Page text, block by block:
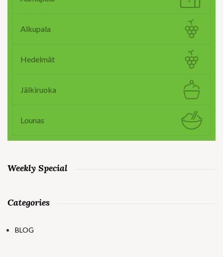
Alkupala
Hedelmät
Jälkiruoka
Lounas
Weekly Special
Categories
BLOG